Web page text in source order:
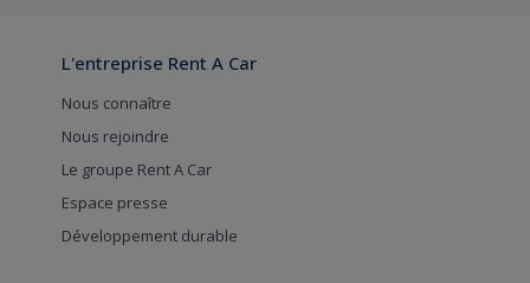
L'entreprise Rent A Car
Nous connaître
Nous rejoindre
Le groupe Rent A Car
Espace presse
Développement durable